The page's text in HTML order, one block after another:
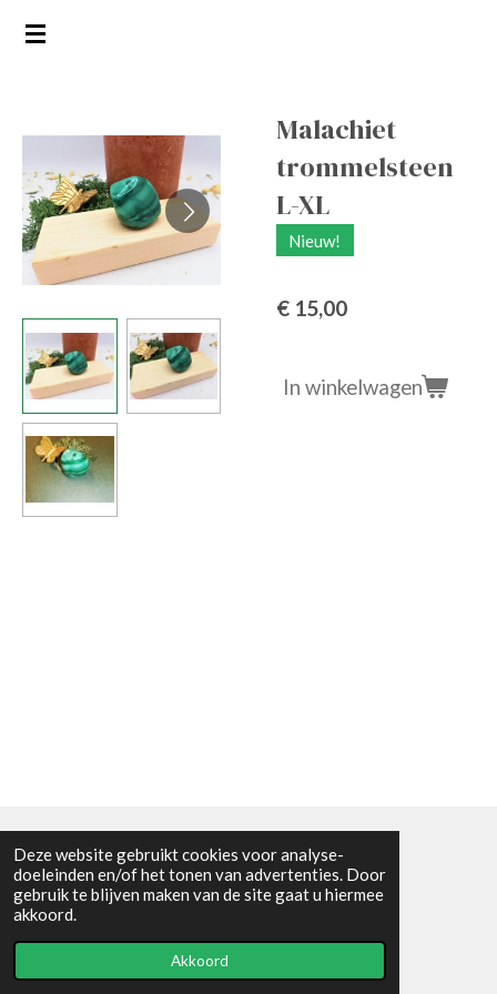
Deze website gebruikt cookies voor analyse-
doeleinden en/of het tonen van advertenties. Door
gebruik te blijven maken van de site gaat u hiermee
akkoord.
Akkoord
Ga
hoofdinhoud
Malachiet
trommelsteen
L-XL
Nieuw!
€ 15,00
In winkelwagen
Algemene voorwaarden
© 2021 - RC en mineralenshop Het vlinderpad